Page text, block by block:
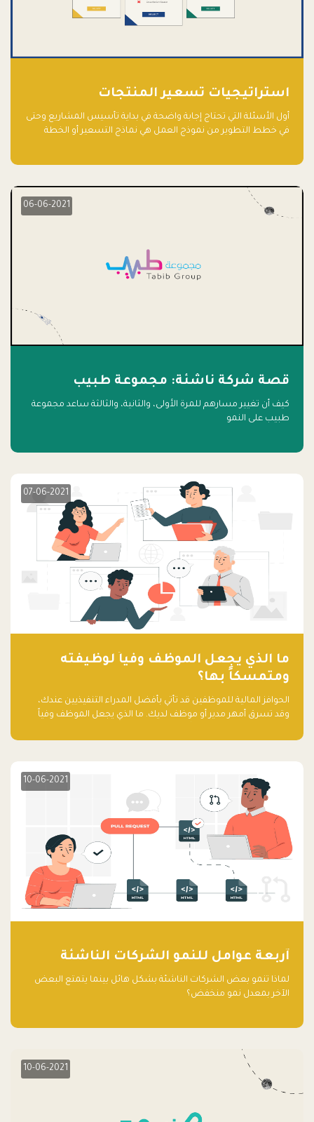
استراتيجيات تسعير المنتجات
أول الأسئلة التي تحتاج إجابة واضحة في بداية تأسيس المشاريع وحتى
في خطط التطوير من نموذج العمل هي نماذج التسعير أو الخطة
06-06-2021
قصة شركة ناشئة: مجموعة طبيب
كيف أن تغيير مسارهم للمرة الأولى، والثانية، والثالثة ساعد مجموعة
طبيب على النمو
07-06-2021
ما الذي يجعل الموظف وفياً لوظيفته
ومتمسكاً بها؟
الحوافز المالية للموظفين قد تأتي بأفضل المدراء التنفيذيين عندك،
وقد تسرق أمهر مدير أو موظف لديك. ما الذي يجعل الموظف وفياً
10-06-2021
آربعة عوامل للنمو الشركات الناشئة
لماذا تنمو بعض الشركات الناشئة بشكل هائل بينما يتمتع البعض
الآخر بمعدل نمو منخفض؟
10-06-2021